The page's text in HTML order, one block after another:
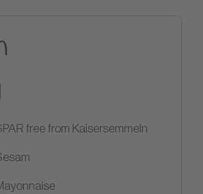
free from Kaisersemmeln